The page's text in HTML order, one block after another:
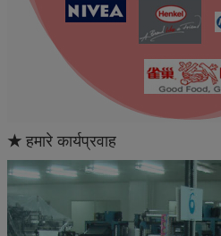
★ हमारे कार्यप्रवाह